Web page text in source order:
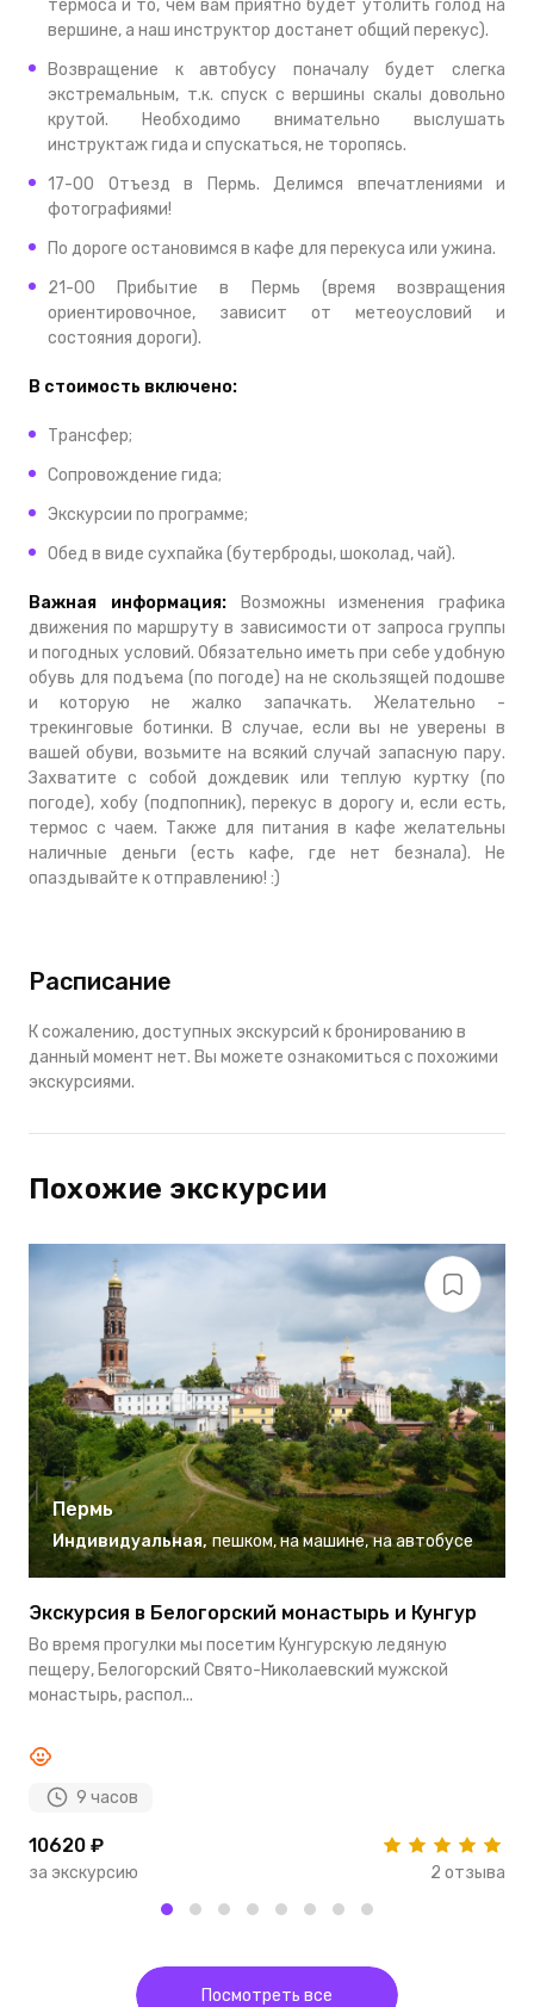
термоса и то, чем вам приятно будет утолить голод на
вершине, а наш инструктор достанет общий перекус).
Возвращение к автобусу поначалу будет слегка
экстремальным, т.к. спуск с вершины скалы довольно
крутой. Необходимо внимательно выслушать
инструктаж гида и спускаться, не торопясь.
17-00 Отъезд в Пермь. Делимся впечатлениями и
фотографиями!
По дороге остановимся в кафе для перекуса или ужина.
21-00 Прибытие в Пермь (время возвращения
ориентировочное, зависит от метеоусловий и
состояния дороги).
В стоимость включено:
Трансфер;
Сопровождение гида;
Экскурсии по программе;
Обед в виде сухпайка (бутерброды, шоколад, чай).
Важная информация:Возможны изменения графика
движения по маршруту в зависимости от запроса группы
и погодных условий. Обязательно иметь при себе удобную
обувь для подъема (по погоде) на не скользящей подошве
и которую не жалко запачкать. Желательно -
трекинговые ботинки. В случае, если вы не уверены в
вашей обуви, возьмите на всякий случай запасную пару.
Захватите с собой дождевик или теплую куртку (по
погоде), хобу (подпопник), перекус в дорогу и, если есть,
термос с чаем. Также для питания в кафе желательны
наличные деньги (есть кафе, где нет безнала). Не
опаздывайте к отправлению! :)
Расписание
К сожалению, доступных экскурсий к бронированию в
данный момент нет. Вы можете ознакомиться с похожими
экскурсиями.
Похожие экскурсии
Пермь
Индивидуальная, пешком, на машине, на автобусе
Экскурсия в Белогорский монастырь и Кунгур
Во время прогулки мы посетим Кунгурскую ледяную
пещеру, Белогорский Свято-Николаевский мужской
монастырь, распол...
9 часов
10620 ₽
за экскурсию 2 отзыва
Посмотреть все